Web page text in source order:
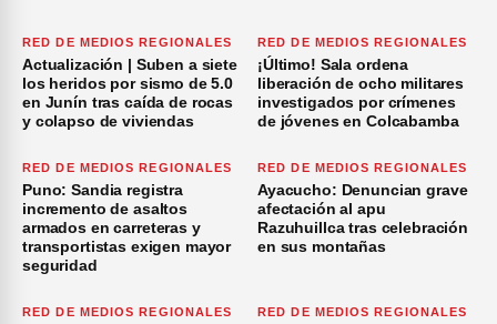
RED DE MEDIOS REGIONALES
Actualización | Suben a siete
los heridos por sismo de 5.0
en Junín tras caída de rocas
y colapso de viviendas
RED DE MEDIOS REGIONALES
¡Último! Sala ordena
liberación de ocho militares
investigados por crímenes
de jóvenes en Colcabamba
RED DE MEDIOS REGIONALES
Puno: Sandia registra
incremento de asaltos
armados en carreteras y
transportistas exigen mayor
seguridad
RED DE MEDIOS REGIONALES
Ayacucho: Denuncian grave
afectación al apu
Razuhuillca tras celebración
en sus montañas
RED DE MEDIOS REGIONALES RED DE MEDIOS REGIONALES